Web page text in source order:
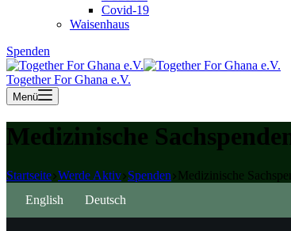
Covid-19
Waisenhaus
Spenden
Together For Ghana e.V.
Menü
Medizinische
Startseite Werde Aktiv Spenden
Medizinische
English
Deutsch